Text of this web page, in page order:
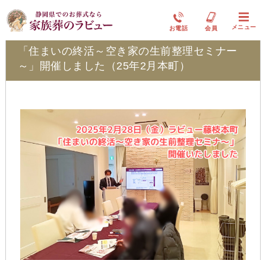
お電話 会員 メニュー
ふれ愛ブログ
「住まいの終活～空き家の生前整理セミナー
～」開催しました（25年2月本町）